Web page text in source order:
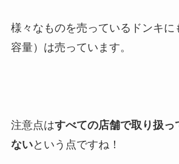
様々なものを売っているドンキに
容量）は売っています。
注意点はすべての店舗で取り扱っ
ないという点ですね！